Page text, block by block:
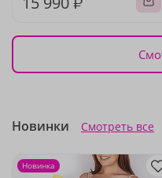
Новинки Смотреть все
Новинка